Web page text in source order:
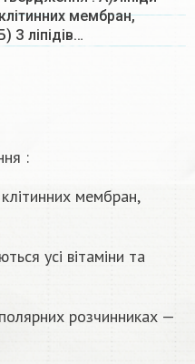
мембран,
З ліпідів…
:
мембран,
усі вітаміни та
розчинниках —